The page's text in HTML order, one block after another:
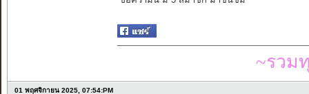
~รวม
01 พฤศจิกายน 2025, 07:54:PM